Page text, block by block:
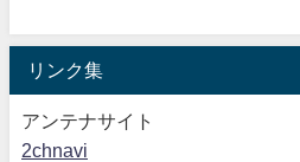
リンク集
アンテナサイト
2chnavi